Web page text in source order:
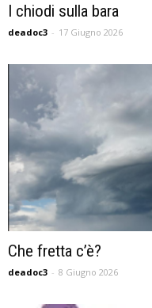
I chiodi sulla bara
deadoc3 - 17 Giugno 2026
Che fretta c’è?
deadoc3 - 8 Giugno 2026